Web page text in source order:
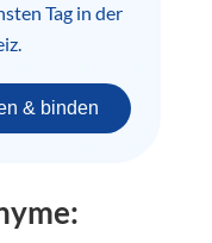
Tag in der
& binden